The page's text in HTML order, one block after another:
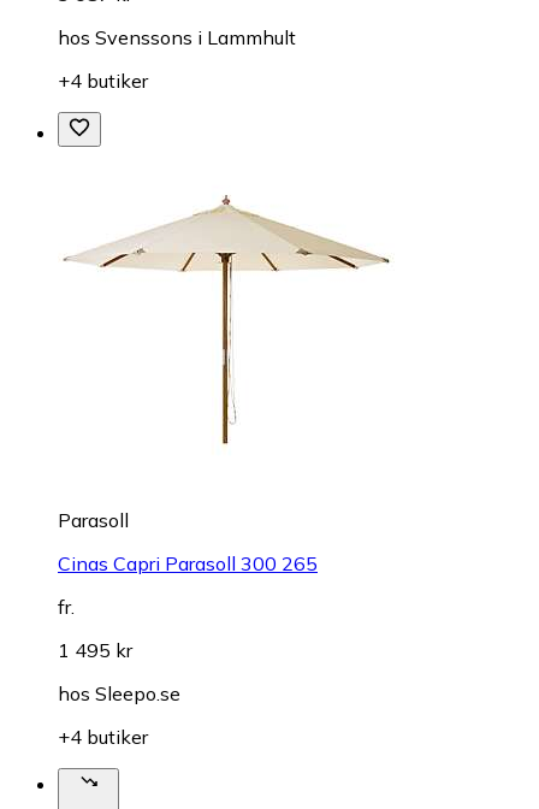
hos Svenssons i Lammhult
+4 butiker
Parasoll
Cinas Capri Parasoll 300 265
fr.
1 495 kr
hos Sleepo.se
+4 butiker